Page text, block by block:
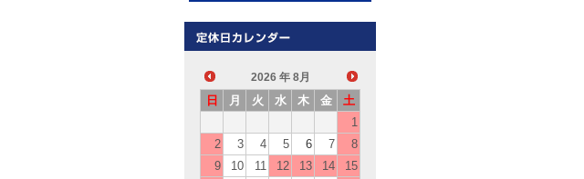
2026 年 8月
日 月 火 水 木 金
土
1
2
3 4 5 6 7
8
9
10 11 12 13 14
15